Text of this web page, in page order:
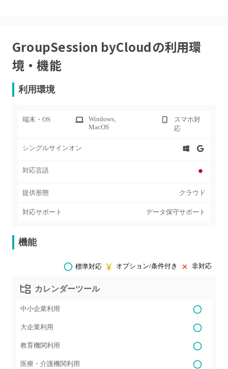
GroupSession byCloudの利用環
境・機能
利用環境
端末・OS Windows,
MacOS
スマホ対
応
シングルサインオン
対応言語
提供形態 クラウド
対応サポート データ保守サポート
機能
標準対応 オプション/条件付き 非対応
カレンダーツール
中小企業利用
大企業利用
教育機関利用
医療・介護機関利用